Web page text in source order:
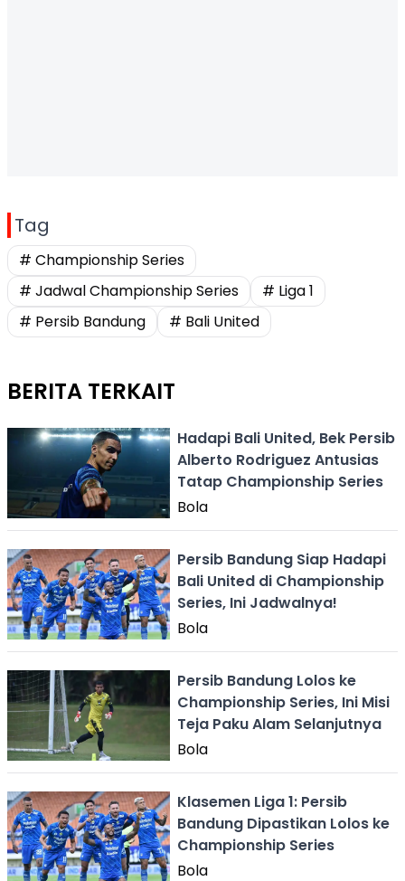
Tag
# Championship Series
# Jadwal Championship Series
# Liga 1
# Persib Bandung
# Bali United
BERITA TERKAIT
Hadapi Bali United, Bek Persib
Alberto Rodriguez Antusias
Tatap Championship Series
Bola
Persib Bandung Siap Hadapi
Bali United di Championship
Series, Ini Jadwalnya!
Bola
Persib Bandung Lolos ke
Championship Series, Ini Misi
Teja Paku Alam Selanjutnya
Bola
Klasemen Liga 1: Persib
Bandung Dipastikan Lolos ke
Championship Series
Bola